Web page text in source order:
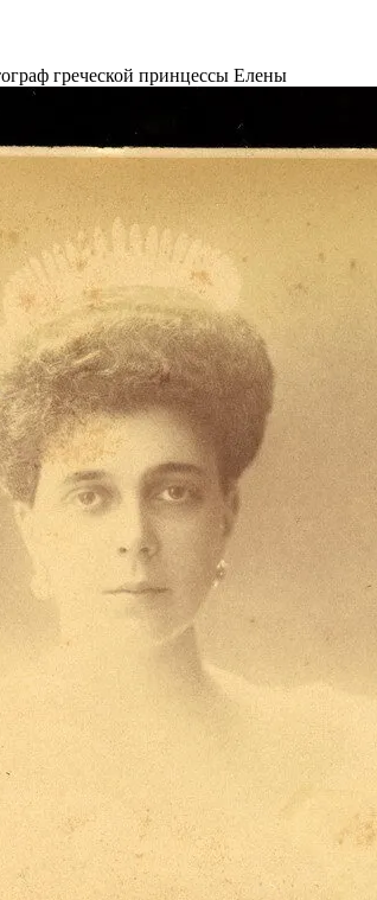
греческой принцессы Елены